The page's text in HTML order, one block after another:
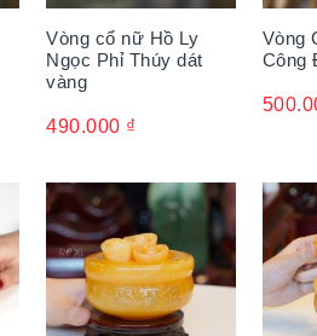
Vòng cổ nữ Hồ Ly
Ngọc Phỉ Thúy dát
vàng
490.000 ₫
Vòng
Công